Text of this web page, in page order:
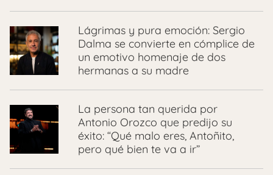
Lágrimas y pura emoción: Sergio
Dalma se convierte en cómplice de
un emotivo homenaje de dos
hermanas a su madre
La persona tan querida por
Antonio Orozco que predijo su
éxito: “Qué malo eres, Antoñito,
pero qué bien te va a ir”